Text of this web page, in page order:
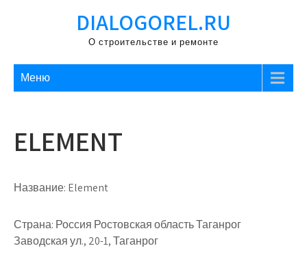
DIALOGOREL.RU
О строительстве и ремонте
Меню
ELEMENT
Название: Element
Страна: Россия Ростовская область Таганрог
Заводская ул., 20-1, Таганрог